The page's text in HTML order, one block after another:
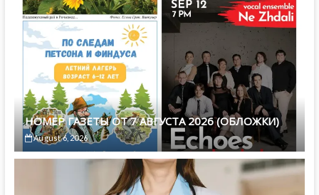
НОМЕР ГАЗЕТЫ ОТ 7 АВГУСТА 2026 (ОБЛОЖКИ)
August 6, 2026